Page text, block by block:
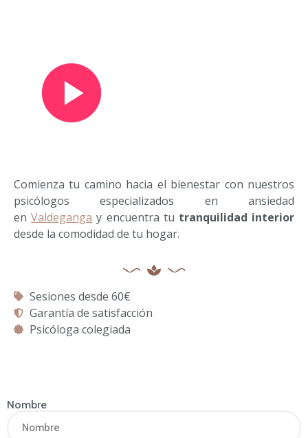
Comienza tu camino hacia el bienestar con nuestros
psicólogos especializados en ansiedad
enValdeganga y encuentra tu tranquilidad interior
desde la comodidad de tu hogar.
Sesiones desde 60€
Garantía de satisfacción
Psicóloga colegiada
Nombre